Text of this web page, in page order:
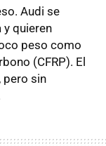
Audi se
quieren
peso como
(CFRP). El
, pero sin